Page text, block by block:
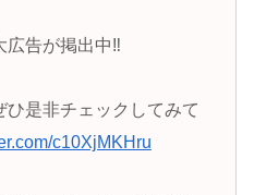
広告が掲出中‼️
是非チェックしてみて
c10XjMKHru